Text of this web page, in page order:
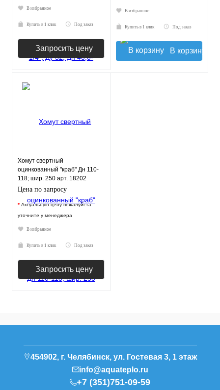
В избранное
Купить в 1 клик Под заказ
Запросить цену
В избранное
Купить в 1 клик Под заказ
В корзину
Хомут свертный
оцинкованный "краб" Дн 110-
118; шир. 250 арт. 18202
Цена по запросу
* Актуальную цену пожалуйста
уточните у менеджера
В избранное
Купить в 1 клик Под заказ
Запросить цену
454902, г. Челябинск, ул. Гостевая 3, 1 этаж
info@aquateplo.ru
+7 (351)751-09-59